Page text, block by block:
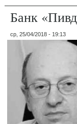
Банк
ср, 25/04/2018 - 19:13